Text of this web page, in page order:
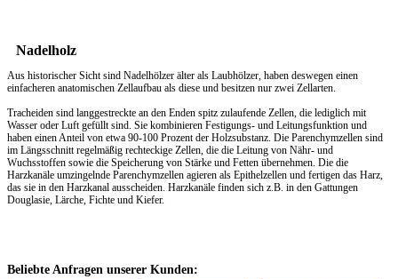
Nadelholz
Aus historischer Sicht sind Nadelhölzer älter als Laubhölzer, haben deswegen einen
einfacheren anatomischen Zellaufbau als diese und besitzen nur zwei Zellarten.
Tracheiden sind langgestreckte an den Enden spitz zulaufende Zellen, die lediglich mit
Wasser oder Luft gefüllt sind. Sie kombinieren Festigungs- und Leitungsfunktion und
haben einen Anteil von etwa 90-100 Prozent der Holzsubstanz. Die Parenchymzellen sind
im Längsschnitt regelmäßig rechteckige Zellen, die die Leitung von Nähr- und
Wuchsstoffen sowie die Speicherung von Stärke und Fetten übernehmen. Die die
Harzkanäle umzingelnde Parenchymzellen agieren als Epithelzellen und fertigen das Harz,
das sie in den Harzkanal ausscheiden. Harzkanäle finden sich z.B. in den Gattungen
Douglasie, Lärche, Fichte und Kiefer.
Beliebte Anfragen unserer Kunden: